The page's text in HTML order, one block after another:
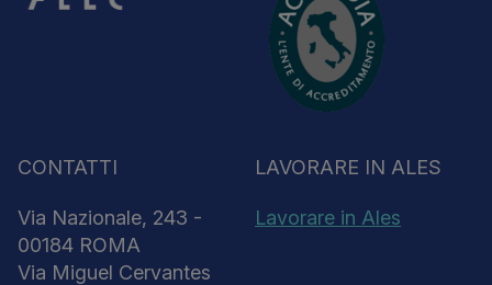
CONTATTI
Via Nazionale, 243 -
00184 ROMA
Via Miguel Cervantes
LAVORARE IN ALES
Lavorare in Ales